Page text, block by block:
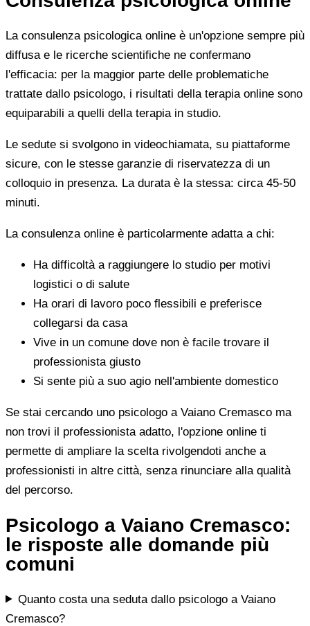
La consulenza psicologica online è un'opzione sempre più
diffusa e le ricerche scientifiche ne confermano
l'efficacia: per la maggior parte delle problematiche
trattate dallo psicologo, i risultati della terapia online sono
equiparabili a quelli della terapia in studio.
Le sedute si svolgono in videochiamata, su piattaforme
sicure, con le stesse garanzie di riservatezza di un
colloquio in presenza. La durata è la stessa: circa 45-50
minuti.
La consulenza online è particolarmente adatta a chi:
Ha difficoltà a raggiungere lo studio per motivi
logistici o di salute
Ha orari di lavoro poco flessibili e preferisce
collegarsi da casa
Vive in un comune dove non è facile trovare il
professionista giusto
Si sente più a suo agio nell'ambiente domestico
Se stai cercando uno psicologo a Vaiano Cremasco ma
non trovi il professionista adatto, l'opzione online ti
permette di ampliare la scelta rivolgendoti anche a
professionisti in altre città, senza rinunciare alla qualità
del percorso.
Psicologo a Vaiano Cremasco:
le risposte alle domande più
comuni
Quanto costa una seduta dallo psicologo a Vaiano
Cremasco?